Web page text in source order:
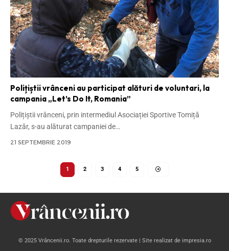
Polițiștii vrânceni au participat alături de voluntari, la
campania „Let’s Do It, Romania”
Polițiștii vrânceni, prin intermediul Asociației Sportive Tomiță
Lazăr, s-au alăturat campaniei de…
21 SEPTEMBRIE 2019
1 2 3 4 5
© 2025 Vrâncenii.ro. Toate drepturile rezervate | Site realizat de impresia.ro